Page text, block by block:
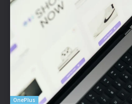
OnePlus